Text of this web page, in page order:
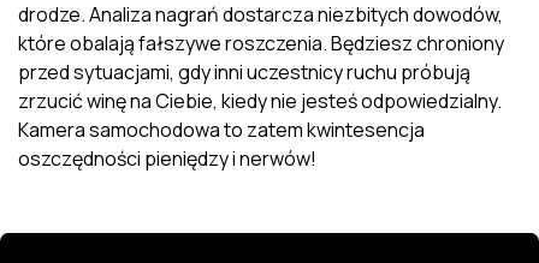
drodze. Analiza nagrań dostarcza niezbitych dowodów,
które obalają fałszywe roszczenia. Będziesz chroniony
przed sytuacjami, gdy inni uczestnicy ruchu próbują
zrzucić winę na Ciebie, kiedy nie jesteś odpowiedzialny.
Kamera samochodowa to zatem kwintesencja
oszczędności pieniędzy i nerwów!